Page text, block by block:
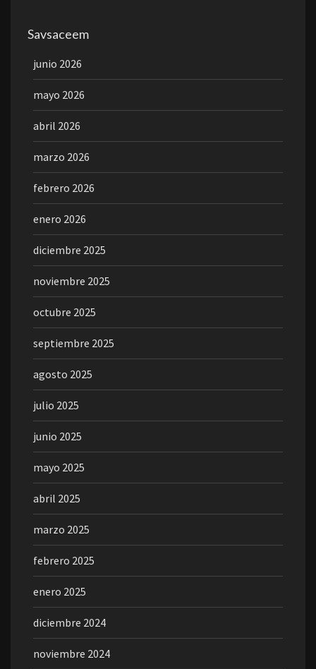
Savsaceem
junio 2026
mayo 2026
abril 2026
marzo 2026
febrero 2026
enero 2026
diciembre 2025
noviembre 2025
octubre 2025
septiembre 2025
agosto 2025
julio 2025
junio 2025
mayo 2025
abril 2025
marzo 2025
febrero 2025
enero 2025
diciembre 2024
noviembre 2024